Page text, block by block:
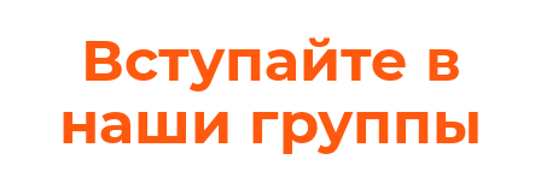
Вступайте в
наши группы